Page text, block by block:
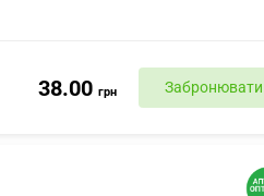
38.00 грн Забронювати